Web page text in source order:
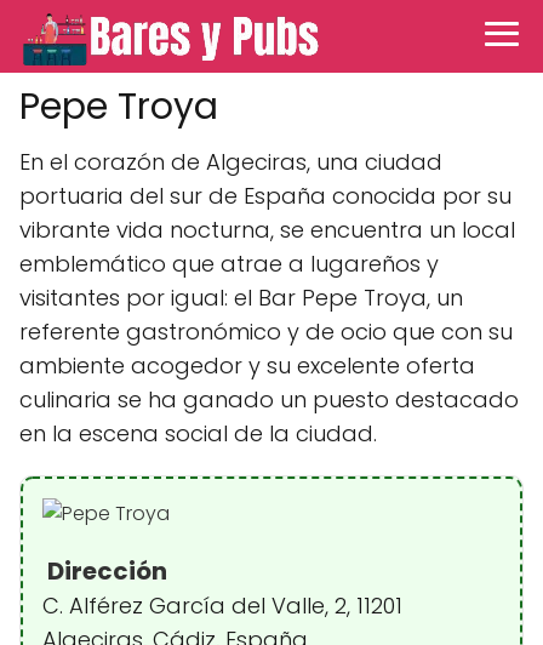
Pepe Troya
En el corazón de Algeciras, una ciudad
portuaria del sur de España conocida por su
vibrante vida nocturna, se encuentra un local
emblemático que atrae a lugareños y
visitantes por igual: el Bar Pepe Troya, un
referente gastronómico y de ocio que con su
ambiente acogedor y su excelente oferta
culinaria se ha ganado un puesto destacado
en la escena social de la ciudad.
Dirección
C. Alférez García del Valle, 2, 11201